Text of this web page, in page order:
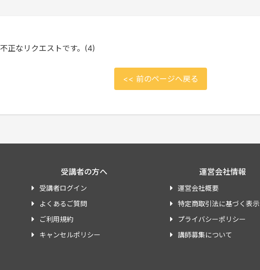
不正なリクエストです。(4)
<< 前のページへ戻る
受講者の方へ
受講者ログイン
よくあるご質問
ご利用規約
キャンセルポリシー
運営会社情報
運営会社概要
特定商取引法に基づく表示
プライバシーポリシー
講師募集について